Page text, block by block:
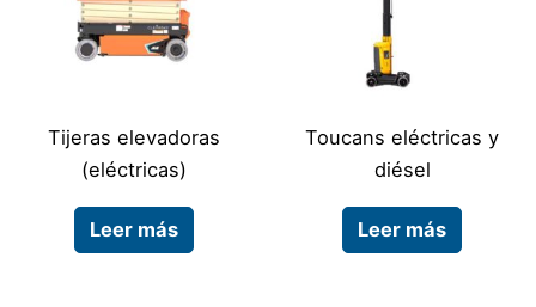
Tijeras elevadoras
(eléctricas)
Leer más
Toucans eléctricas y
diésel
Leer más